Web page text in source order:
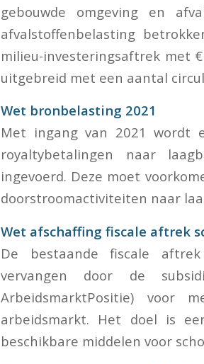
gebouwde omgeving en
afvalstoffenbelasting
milieu-investeringsaftrek met
uitgebreid met een aantal
Wet bronbelasting 2021
Met ingang van 2021 wordt
royaltybetalingen naar
ingevoerd. Deze moet
doorstroomactiviteiten naar
Wet afschaffing fiscale aftrek
De bestaande fiscale
vervangen door de
ArbeidsmarktPositie) voor
arbeidsmarkt. Het doel is
beschikbare middelen voor